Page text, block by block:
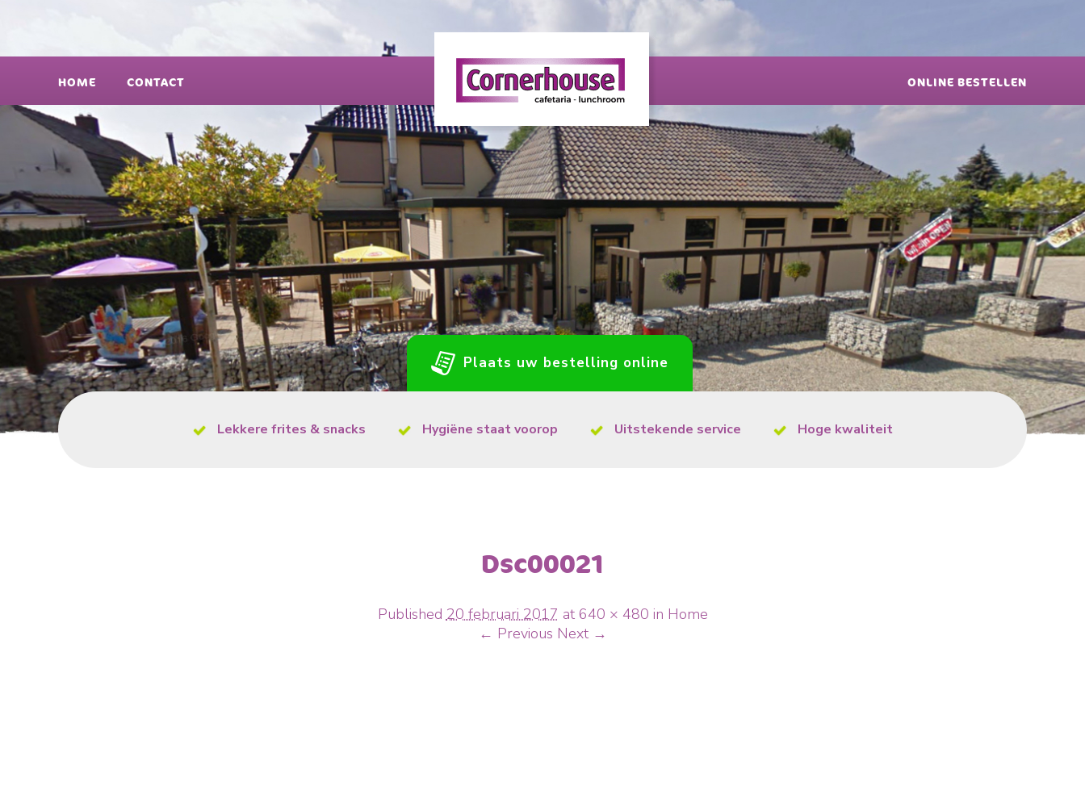
HOME CONTACT ONLINE BESTELLEN
Plaats uw bestelling online
Lekkere frites & snacks Hygiëne staat voorop Uitstekende service Hoge kwaliteit
Dsc00021
Published20 februari 2017 at 640 × 480 in Home
← Previous Next →